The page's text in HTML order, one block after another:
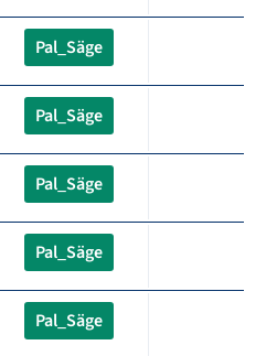
Pal_Säge
Pal_Säge
Pal_Säge
Pal_Säge
Pal_Säge